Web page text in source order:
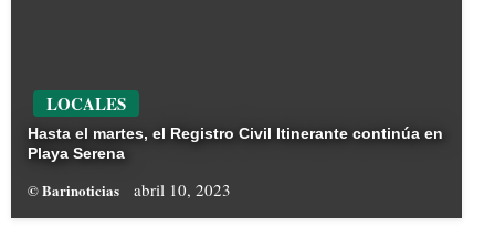
LOCALES
Hasta el martes, el Registro Civil Itinerante continúa en
Playa Serena
© Barinoticias abril 10, 2023